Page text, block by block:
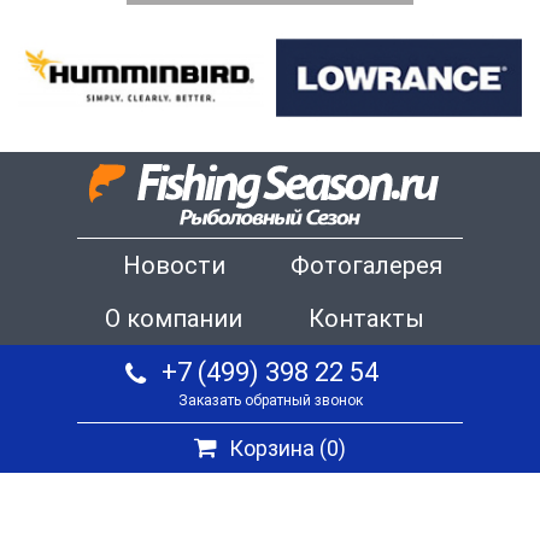
Новости
Фотогалерея
О компании
Контакты
+7 (499) 398 22 54
Заказать обратный звонок
Корзина (0)